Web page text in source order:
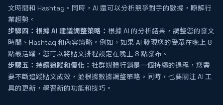
文時間和 Hashtag。同時，AI 還可以分析競爭對手的數據，瞭解行
業趨勢。
步驟四： 根據 AI 建議調整策略： 根據 AI 的分析結果，調整您的發文
時間、Hashtag 和內容策略。例如，如果 AI 發現您的受眾在晚上 8
點最活躍，您可以將貼文排程設定在晚上 8 點發布。
步驟五： 持續追蹤和優化： 社群媒體行銷是一個持續的過程，您需
要不斷追蹤貼文成效，並根據數據調整策略。同時，也要關注 AI 工
具的更新，學習新的功能和技巧。